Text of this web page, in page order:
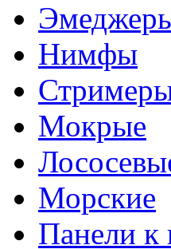
Нимфы
Мокрые
Морские
Панели к